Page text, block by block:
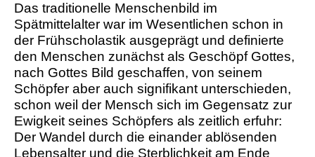
Das traditionelle Menschenbild im
Spätmittelalter war im Wesentlichen schon in
der Frühscholastik ausgeprägt und definierte
den Menschen zunächst als Geschöpf Gottes,
nach Gottes Bild geschaffen, von seinem
Schöpfer aber auch signifikant unterschieden,
schon weil der Mensch sich im Gegensatz zur
Ewigkeit seines Schöpfers als zeitlich erfuhr:
Der Wandel durch die einander ablösenden
Lebensalter und die Sterblichkeit am Ende